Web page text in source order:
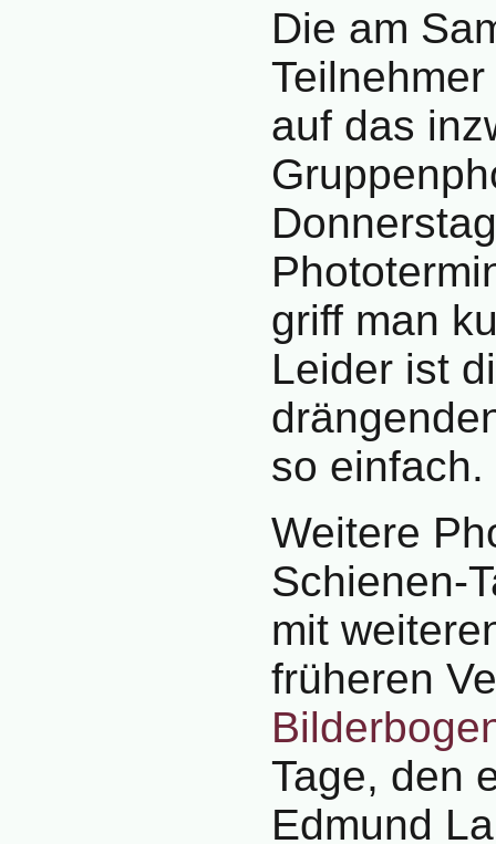
Die am
auf das
griff man
Leider ist
so einfach.
Weitere
Schienen-
mit
früheren
Tage, den
Edmund